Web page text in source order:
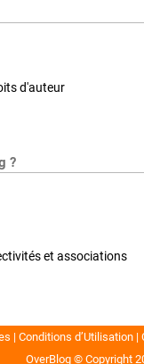
d'auteur
?
et associations
Conditions d’Utilisation
OverBlog © Copyright